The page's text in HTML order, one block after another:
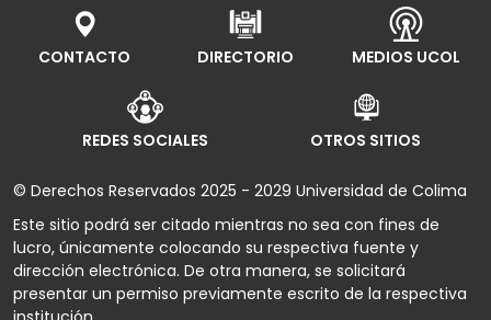
CONTACTO DIRECTORIO MEDIOS UCOL
REDES SOCIALES OTROS SITIOS
© Derechos Reservados 2025 - 2029 Universidad de Colima
Este sitio podrá ser citado mientras no sea con fines de
lucro, únicamente colocando su respectiva fuente y
dirección electrónica. De otra manera, se solicitará
presentar un permiso previamente escrito de la respectiva